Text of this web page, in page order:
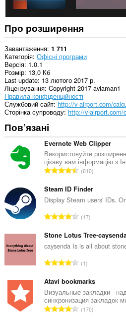
Про розширення
Завантаження 1 711
Категорія Офісні програми
Версія 1.0.1
Розмір 13,0 Кб
Last update 13 лютого 2017 р.
Ліцензування Copyright 2017 aviaman1
Правила конфіденційності
Службовий сайт
Сторінка супроводу
Пов’язані
Evernote Web Clipper
Використовуйте
цікаву вам інформацію з
З
г
а
ь
а
к
і
л
ь
к
і
с
610
Steam ID Finder
Display Steam users' IDs.
З
г
а
ь
а
к
і
л
17
Stone Lotus Tree-
caysenda Is is all about
З
г
а
л
ь
1
Atavi bookmarks
Визуальные закладки -
синхронизация закладок
З170